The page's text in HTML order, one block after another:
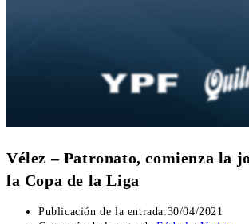
Vélez – Patronato, comienza la
la Copa de la Liga
Publicación de la entrada:30/04/2021